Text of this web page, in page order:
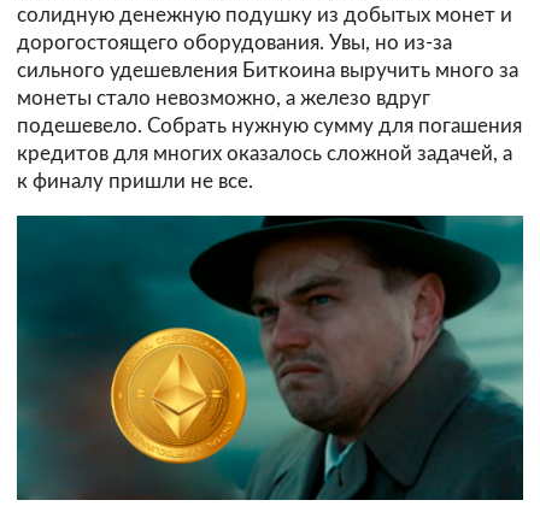
солидную денежную подушку из добытых монет и
дорогостоящего оборудования. Увы, но из-за
сильного удешевления Биткоина выручить много за
монеты стало невозможно, а железо вдруг
подешевело. Собрать нужную сумму для погашения
кредитов для многих оказалось сложной задачей, а
к финалу пришли не все.